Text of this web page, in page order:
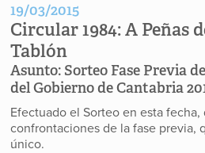
19/03/2015
Circular 1984:A Peñas
Tablón
Asunto: Sorteo Fase Previa
del Gobierno de Cantabria
Efectuado el Sorteo en esta
confrontaciones de la fase previa,
único.